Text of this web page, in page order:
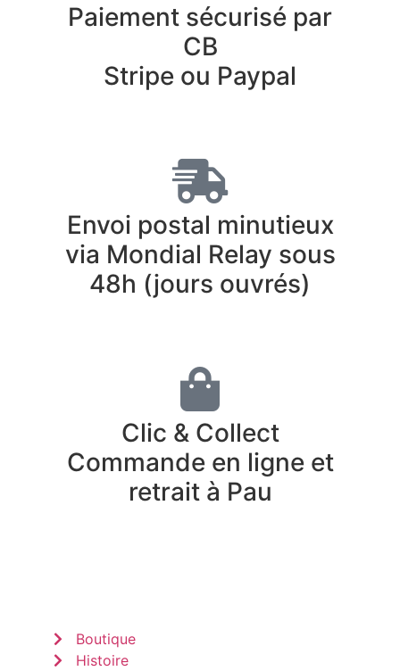
Paiement sécurisé par
CB
Stripe ou Paypal
Envoi postal minutieux
via Mondial Relay sous
48h (jours ouvrés)
Clic & Collect
Commande en ligne et
retrait à Pau
Boutique
Histoire